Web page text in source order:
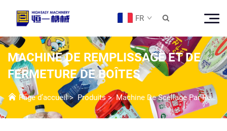
FR 
MACHINE DE REMPLISSAGE ET DE
FERMETURE DE BOÎTES
Page d’accueil>Produits>Machine De Scellage Par Remplissage